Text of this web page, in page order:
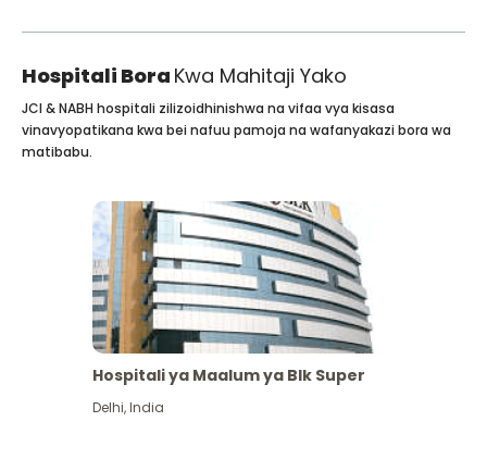
Hospitali Bora Kwa Mahitaji Yako
JCI & NABH hospitali zilizoidhinishwa na vifaa vya kisasa
vinavyopatikana kwa bei nafuu pamoja na wafanyakazi bora wa
matibabu.
Hospitali ya Maalum ya Blk Super
Delhi,India